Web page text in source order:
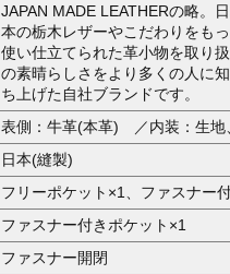
JAPAN MADE LEATHERの略。
本の栃木レザーやこだわりをも
使い仕立てられた革小物を取り
の素晴らしさをより多くの人に
ち上げた自社ブランドです。
表側：牛革(本革) ／内装：生地
日本(縫製)
フリーポケット×1、ファスナー
ファスナー付きポケット×1
ファスナー開閉